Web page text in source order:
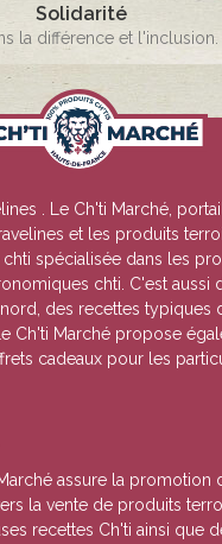
Solidarité
la différence et l'inclusion.
. Le Ch'ti Marché,
et les produits
spécialisée dans les
chti. C'est aussi
des recettes typiques
Ch'ti Marché propose
cadeaux pour les
assure la promotion
la vente de produits
recettes Ch'ti ainsi que